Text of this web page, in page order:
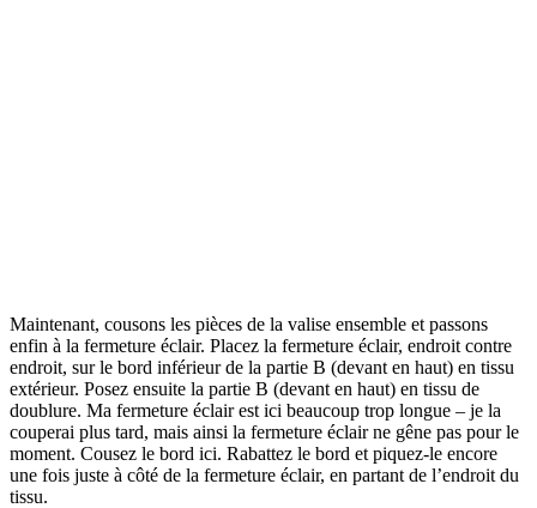
Maintenant, cousons les pièces de la valise ensemble et passons
enfin à la fermeture éclair. Placez la fermeture éclair, endroit contre
endroit, sur le bord inférieur de la partie B (devant en haut) en tissu
extérieur. Posez ensuite la partie B (devant en haut) en tissu de
doublure. Ma fermeture éclair est ici beaucoup trop longue – je la
couperai plus tard, mais ainsi la fermeture éclair ne gêne pas pour le
moment. Cousez le bord ici. Rabattez le bord et piquez-le encore
une fois juste à côté de la fermeture éclair, en partant de l’endroit du
tissu.